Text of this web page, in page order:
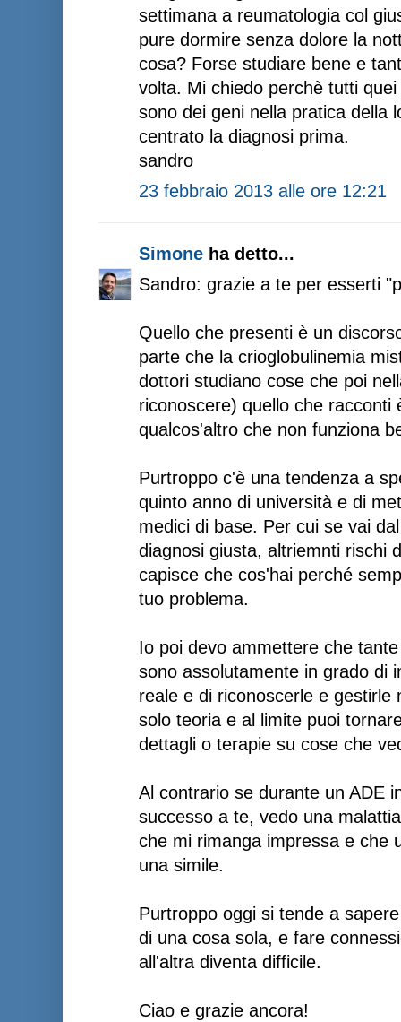
settimana a reumatologia col
pure dormire senza dolore la
cosa? Forse studiare bene e
volta. Mi chiedo perchè tutti
sono dei geni nella pratica della
centrato la diagnosi prima.
sandro
23 febbraio 2013 alle ore 12:21
Simone ha detto...
Sandro: grazie a te per esserti
Quello che presenti è un
parte che la crioglobulinemia
dottori studiano cose che poi
riconoscere) quello che racconti
qualcos'altro che non funziona
Purtroppo c'è una tendenza a
quinto anno di università e di
medici di base. Per cui se vai
diagnosi giusta, altriemnti rischi
capisce che cos'hai perché
tuo problema.
Io poi devo ammettere che
sono assolutamente in grado di
reale e di riconoscerle e
solo teoria e al limite puoi
dettagli o terapie su cose che
Al contrario se durante un ADE
successo a te, vedo una
che mi rimanga impressa e che
una simile.
Purtroppo oggi si tende a
di una cosa sola, e fare
all'altra diventa difficile.
Ciao e grazie ancora!